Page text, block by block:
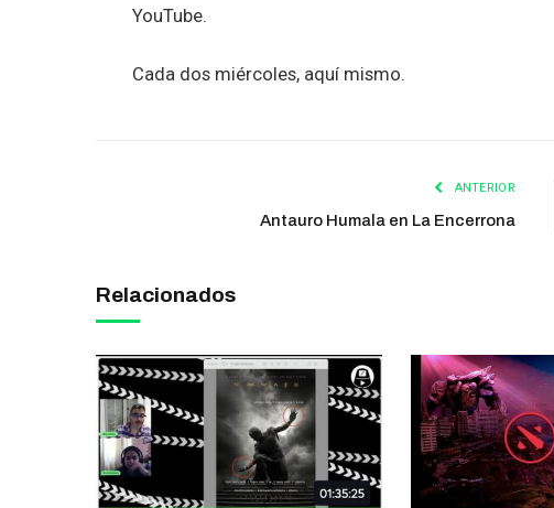
YouTube.
Cada dos miércoles, aquí mismo.
ANTERIOR
Antauro Humala en La Encerrona
Relacionados